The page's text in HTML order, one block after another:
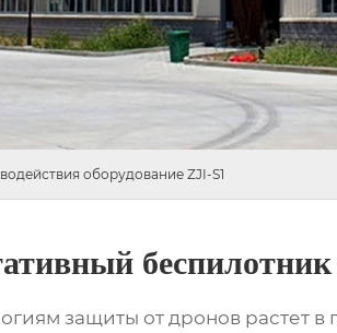
оборудование ZJI-S1
беспилотник
защиты от дронов растет